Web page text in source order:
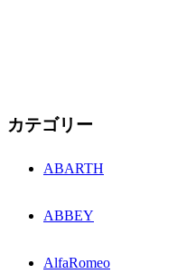
カテゴリー
ABARTH
ABBEY
AlfaRomeo